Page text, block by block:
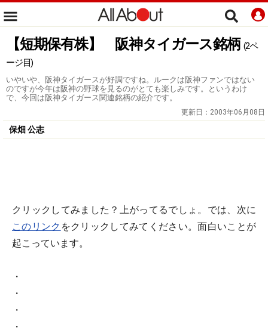
【短期保有株】 阪神タイガース銘柄 (2ペ
ージ目)
いやいや、阪神タイガースが好調ですね。ルークは阪神ファンではない
のですが今年は阪神の野球を見るのがとても楽しみです。というわけ
で、今回は阪神タイガース関連銘柄の紹介です。
更新日： 2003年06月08日
保畑 公志
クリックしてみました？上がってるでしょ。では、次に
このリンク をクリックしてみてください。面白いことが
起こっています。
・
・
・
・